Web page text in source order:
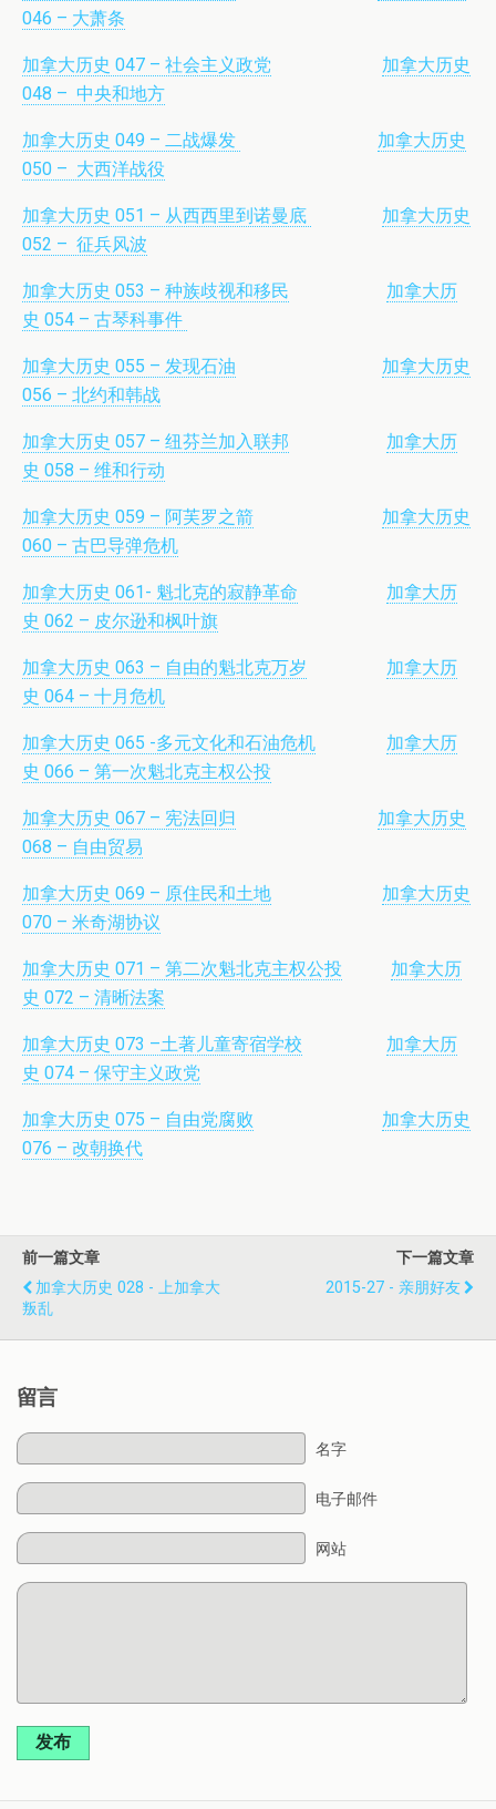
046 – 大萧条
加拿大历史 047 – 社会主义政党
加拿大历史
048 – 中央和地方
加拿大历史 049 – 二战爆发
加拿大历史
050 – 大西洋战役
加拿大历史 051 – 从西西里到诺曼底
加拿大历史
052 – 征兵风波
加拿大历史 053 – 种族歧视和移民
加拿大历
史 054 – 古琴科事件
加拿大历史 055 – 发现石油
加拿大历史
056 – 北约和韩战
加拿大历史 057 – 纽芬兰加入联邦
加拿大历
史 058 – 维和行动
加拿大历史 059 – 阿芙罗之箭
加拿大历史
060 – 古巴导弹危机
加拿大历史 061- 魁北克的寂静革命
加拿大历
史 062 – 皮尔逊和枫叶旗
加拿大历史 063 – 自由的魁北克万岁
加拿大历
史 064 – 十月危机
加拿大历史 065 -多元文化和石油危机
加拿大历
史 066 – 第一次魁北克主权公投
加拿大历史 067 – 宪法回归
加拿大历史
068 – 自由贸易
加拿大历史 069 – 原住民和土地
加拿大历史
070 – 米奇湖协议
加拿大历史 071 – 第二次魁北克主权公投
加拿大历
史 072 – 清晰法案
加拿大历史 073 –土著儿童寄宿学校
加拿大历
史 074 – 保守主义政党
加拿大历史 075 – 自由党腐败
加拿大历史
076 – 改朝换代
前一篇文章
加拿大历史 028 - 上加拿大
叛乱
下一篇文章
2015-27 - 亲朋好友
留言
名字
电子邮件
网站
发布